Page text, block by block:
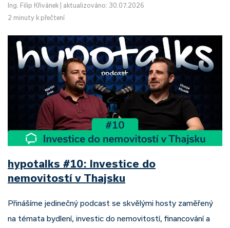
Ing. Filip Křivánek
aktualizováno: 30.07.2026
2 minuty k přečtení
hypotalks #10: Investice do
nemovitostí v Thajsku
Přinášíme jedinečný podcast se skvělými hosty zaměřený
na témata bydlení, investic do nemovitostí, financování a